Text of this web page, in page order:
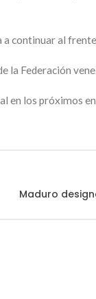
a continuar al
la Federación
en los próximos
Maduro